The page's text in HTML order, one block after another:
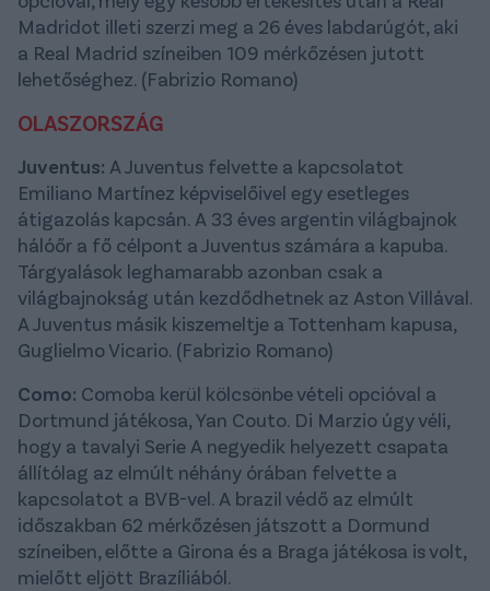
Madridot illeti szerzi meg a 26 éves labdarúgót, aki
a Real Madrid színeiben 109 mérkőzésen jutott
lehetőséghez. (Fabrizio Romano)
OLASZORSZÁG
Juventus: A Juventus felvette a kapcsolatot
Emiliano Martínez képviselőivel egy esetleges
átigazolás kapcsán. A 33 éves argentin világbajnok
hálóőr a fő célpont a Juventus számára a kapuba.
Tárgyalások leghamarabb azonban csak a
világbajnokság után kezdődhetnek az Aston Villával.
A Juventus másik kiszemeltje a Tottenham kapusa,
Guglielmo Vicario. (Fabrizio Romano)
Como: Comoba kerül kölcsönbe vételi opcióval a
Dortmund játékosa, Yan Couto. Di Marzio úgy véli,
hogy a tavalyi Serie A negyedik helyezett csapata
állítólag az elmúlt néhány órában felvette a
kapcsolatot a BVB-vel. A brazil védő az elmúlt
időszakban 62 mérkőzésen játszott a Dormund
színeiben, előtte a Girona és a Braga játékosa is volt,
mielőtt eljött Brazíliából.